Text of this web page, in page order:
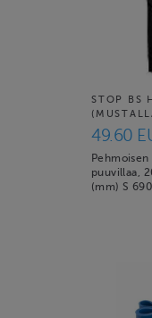
STOP BS
49.60
puuvillaa,
(mm) S